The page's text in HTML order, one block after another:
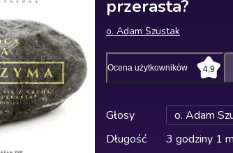
przerasta?
o. Adam Szustak
Ocena użytkowników 4,9
Głosy
o. Adam
Długość
3 godziny 1